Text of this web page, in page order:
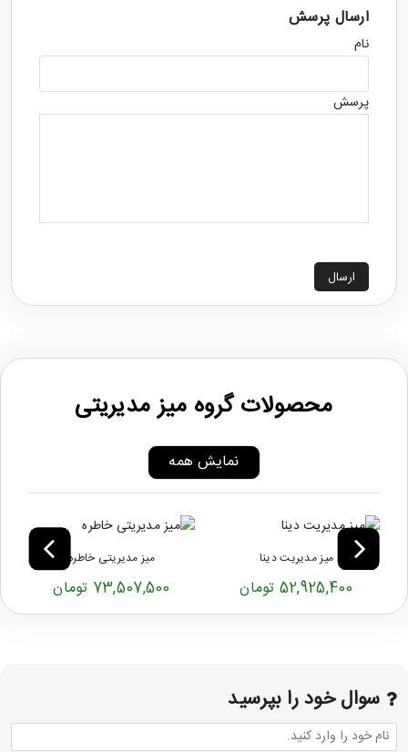
ارسال پرسش
نام
پرسش
ارسال
محصولات گروه میز مدیریتی
نمایش همه
میز مدیریت دینا
52,925,400 تومان
میز مدیریتی خاطره
73,507,500 تومان
سوال خود را بپرسید